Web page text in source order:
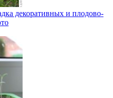
декоративных и плодово-